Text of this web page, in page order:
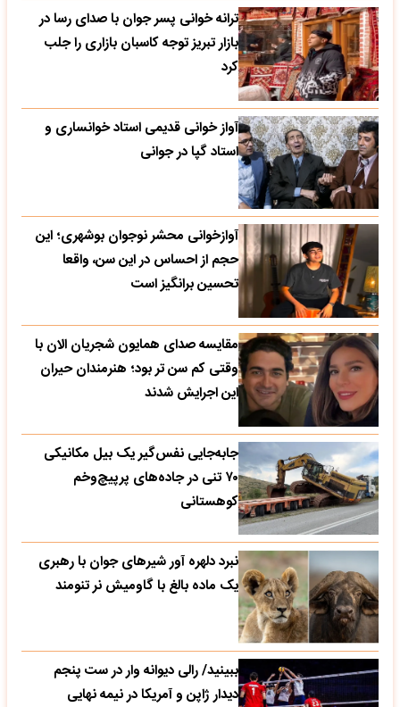
ترانه خوانی پسر جوان با صدای رسا در
بازار تبریز توجه کاسبان بازاری را جلب
کرد
آواز خوانی قدیمی استاد خوانساری و
استاد گپا در جوانی
آوازخوانی محشر نوجوان بوشهری؛ این
حجم از احساس در این سن، واقعا
تحسین‌ برانگیز است
مقایسه صدای همایون شجریان الان با
وقتی کم سن تر بود؛ هنرمندان حیران
این اجرایش شدند
جابه‌جایی نفس‌گیر یک بیل مکانیکی
۷۰ تنی در جاده‌های پرپیچ‌وخم
کوهستانی
نبرد دلهره آور شیرهای جوان با رهبری
یک ماده بالغ با گاومیش نر تنومند
ببینید/ رالی دیوانه وار در ست پنجم
دیدار ژاپن و آمریکا در نیمه نهایی